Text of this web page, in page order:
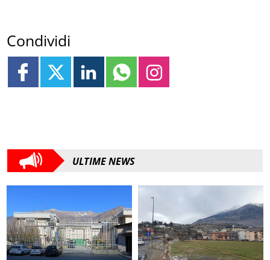
Condividi
ULTIME NEWS